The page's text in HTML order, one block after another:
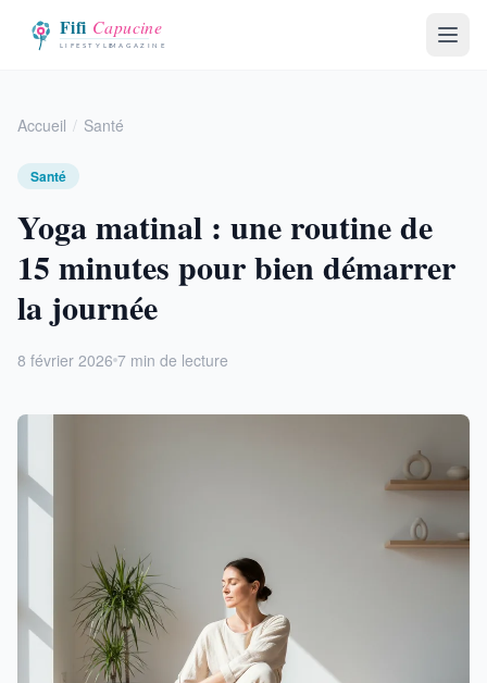
Accueil Santé
Santé
Yoga matinal : une routine de
15 minutes pour bien démarrer
la journée
8 février 2026 7 min de lecture